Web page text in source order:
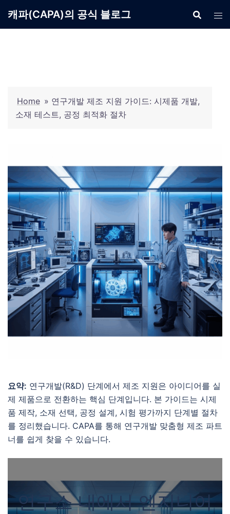
캐파(CAPA)의 공식 블로그
Home » 연구개발 제조 지원 가이드: 시제품 개발,
소재 테스트, 공정 최적화 절차
요약: 연구개발(R&D) 단계에서 제조 지원은 아이디어를 실
제 제품으로 전환하는 핵심 단계입니다. 본 가이드는 시제
품 제작, 소재 선택, 공정 설계, 시험 평가까지 단계별 절차
를 정리했습니다. CAPA를 통해 연구개발 맞춤형 제조 파트
너를 쉽게 찾을 수 있습니다.
연구소 내에서 엔지니어